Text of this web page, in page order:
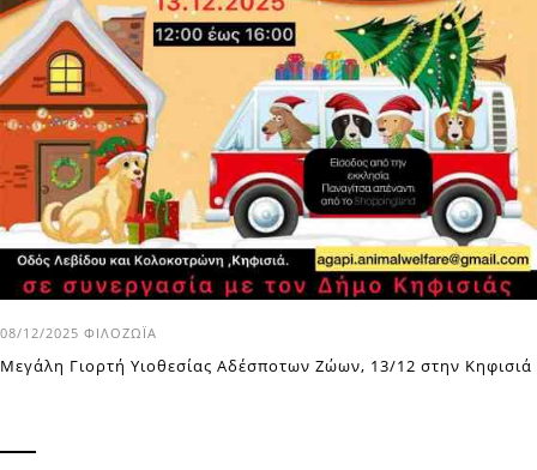
08/12/2025 ΦΙΛΟΖΩΪ́Α
Μεγάλη Γιορτή Υιοθεσίας Αδέσποτων Ζώων, 13/12 στην Κηφισιά